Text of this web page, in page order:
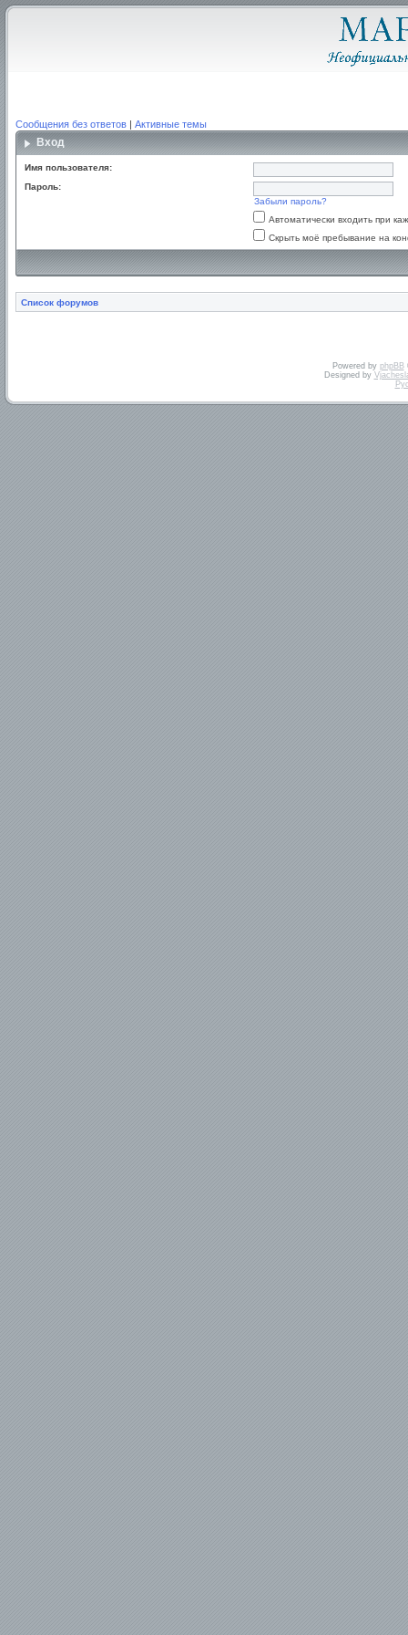
Сообщения без ответов | Активные темы
Вход
Имя пользователя:
Пароль:
Забыли пароль?
Автоматически входить при
Скрыть моё пребывание на
Список форумов
Powered by phpBB
Designed by